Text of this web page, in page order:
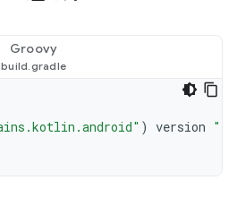
Groovy
) version